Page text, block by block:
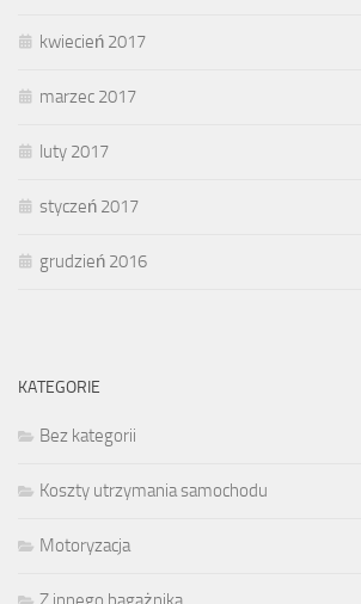
kwiecień 2017
marzec 2017
luty 2017
styczeń 2017
grudzień 2016
KATEGORIE
Bez kategorii
Koszty utrzymania samochodu
Motoryzacja